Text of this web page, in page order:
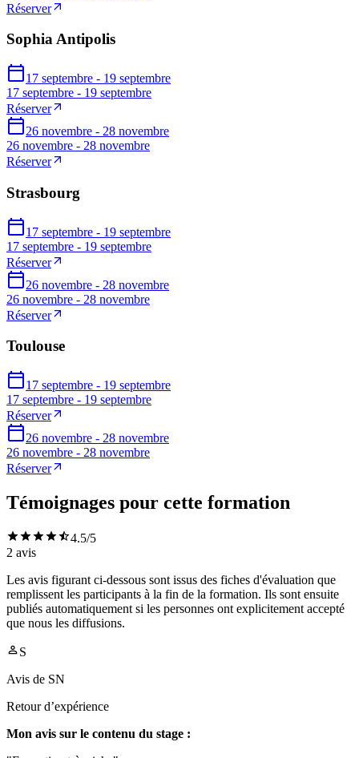
Réserver
Sophia Antipolis
17 septembre - 19 septembre
17 septembre - 19 septembre
Réserver
26 novembre - 28 novembre
26 novembre - 28 novembre
Réserver
Strasbourg
17 septembre - 19 septembre
17 septembre - 19 septembre
Réserver
26 novembre - 28 novembre
26 novembre - 28 novembre
Réserver
Toulouse
17 septembre - 19 septembre
17 septembre - 19 septembre
Réserver
26 novembre - 28 novembre
26 novembre - 28 novembre
Réserver
Témoignages pour cette formation
4.5/5
2 avis
Les avis figurant ci-dessous sont issus des fiches d'évaluation que
remplissent les participants à la fin de la formation. Ils sont ensuite
publiés automatiquement si les personnes ont explicitement accepté
que nous les diffusions.
S
Avis de SN
Retour d’expérience
Mon avis sur le contenu du stage :